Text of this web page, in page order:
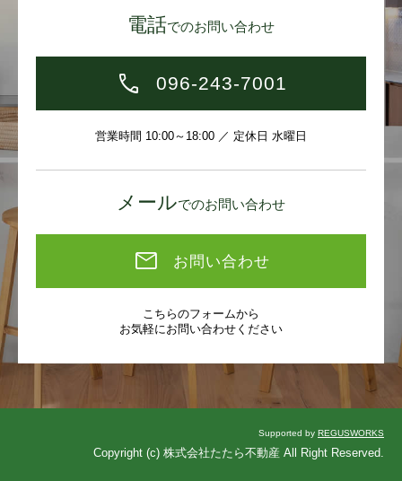
電話でのお問い合わせ
096-243-7001
営業時間 10:00～18:00 ／ 定休日 水曜日
メールでのお問い合わせ
お問い合わせ
こちらのフォームから
お気軽にお問い合わせください
Supported by REGUSWORKS
Copyright (c) 株式会社たたら不動産 All Right Reserved.